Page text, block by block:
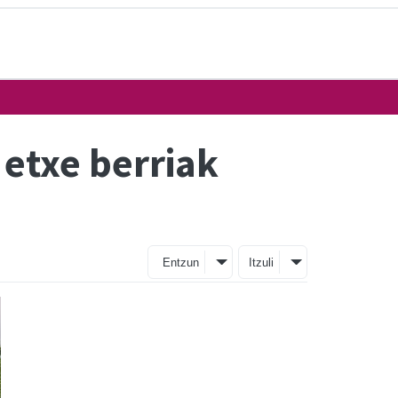
berriak
Entzun Itzuli